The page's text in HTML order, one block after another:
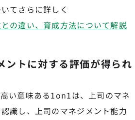
てさらに詳しく
の違い、育成方法について解説
ントに対する評価が得られ
い意味ある1on1は、上司のマネ
識し、上司のマネジメント能力